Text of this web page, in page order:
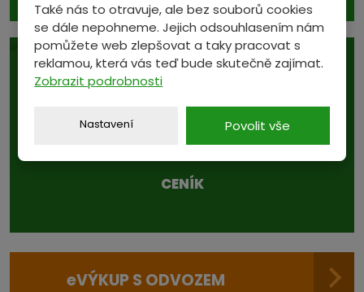
Podívejte se také na...
CENÍK
eVÝKUP S ODVOZEM
Také nás to otravuje, ale bez souborů cookies
se dále nepohneme. Jejich odsouhlasením nám
pomůžete web zlepšovat a taky pracovat s
reklamou, která vás teď bude skutečně zajímat.
Zobrazit podrobnosti
Nastavení Povolit vše